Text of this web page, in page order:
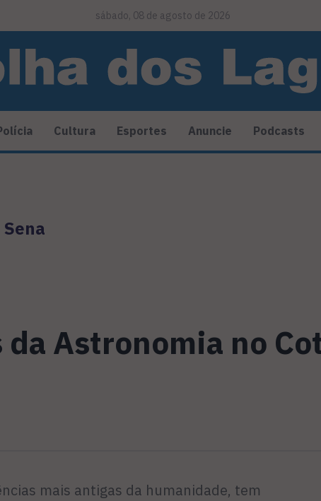
sábado, 08 de agosto de 2026
Cultura Esportes Anuncie Podcasts
da Astronomia no
mais antigas da humanidade, tem